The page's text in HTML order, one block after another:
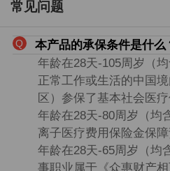
常见问题
本产品的承保条件是什么
年龄在28天-105周岁（
正常工作或生活的中国
区）参保了基本社会医
年龄在28天-80周岁（均
离子医疗费用保险金保障
年龄在28天-65周岁（均
事职业属于《众惠财产